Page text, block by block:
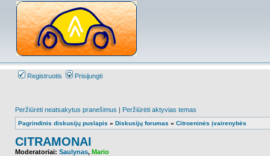
Registruotis Prisijungti
Peržiūrėti neatsakytus pranešimus | Peržiūrėti aktyvias temas
Pagrindinis diskusijų puslapis » Diskusijų forumas » Citroeninės įvairenybės
CITRAMONAI
Moderatoriai: Saulynas, Mario